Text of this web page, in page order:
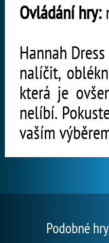
Ovládání hry:
Hannah
nalíčit,
která je
nelíbí.
vaším
Podobné hry